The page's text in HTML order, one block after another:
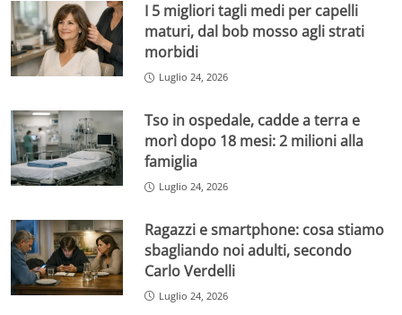
I 5 migliori tagli medi per capelli
maturi, dal bob mosso agli strati
morbidi
Luglio 24, 2026
Tso in ospedale, cadde a terra e
morì dopo 18 mesi: 2 milioni alla
famiglia
Luglio 24, 2026
Ragazzi e smartphone: cosa stiamo
sbagliando noi adulti, secondo
Carlo Verdelli
Luglio 24, 2026